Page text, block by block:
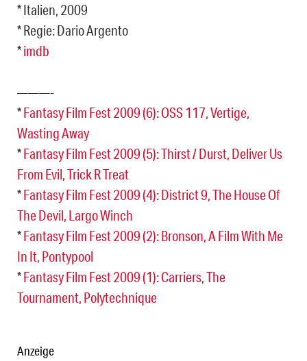
* Italien, 2009
* Regie: Dario Argento
*imdb
———-
*Fantasy Film Fest 2009 (6): OSS 117, Vertige,
Wasting Away
*Fantasy Film Fest 2009 (5): Thirst / Durst, Deliver Us
From Evil, Trick R Treat
*Fantasy Film Fest 2009 (4): District 9, The House Of
The Devil, Largo Winch
*Fantasy Film Fest 2009 (2): Bronson, A Film With Me
In It, Pontypool
*Fantasy Film Fest 2009 (1): Carriers, The
Tournament, Polytechnique
Anzeige